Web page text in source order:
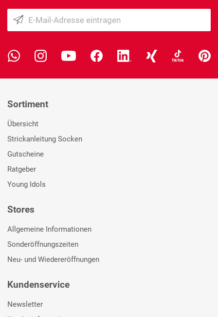
Sortiment
Übersicht
Strickanleitung Socken
Gutscheine
Ratgeber
Young Idols
Stores
Allgemeine Informationen
Sonderöffnungszeiten
Neu- und Wiedereröffnungen
Kundenservice
Newsletter